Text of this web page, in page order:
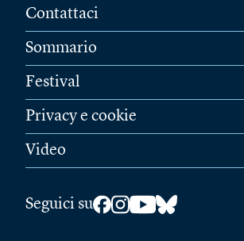
Contattaci
Sommario
Festival
Privacy e cookie
Video
Seguici su